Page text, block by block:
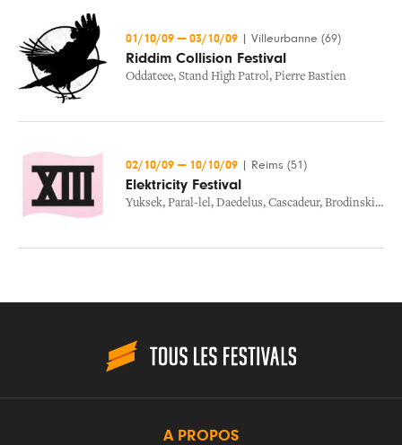
01/10/09 — 03/10/09 Villeurbanne (69)
Riddim Collision Festival
Oddateee, Stand High Patrol, Pierre Bastien
02/10/09 — 10/10/09 Reims (51)
Elektricity Festival
Yuksek, Paral-lel, Daedelus, Cascadeur, Brodinski,
A PROPOS